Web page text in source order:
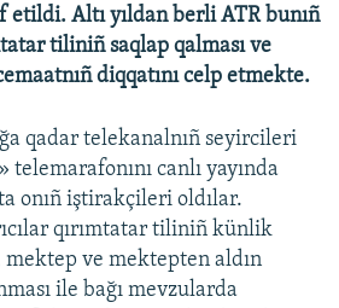
etildi. Altı yıldan berli ATR bunıñ
tiliniñ saqlap qalması ve
diqqatını celp etmekte.
qadar telekanalnıñ seyircileri
canlı yayında
onıñ iştirakçileri oldılar.
qırımtatar tiliniñ künlik
ve mektepten aldın
ile bağı mevzularda